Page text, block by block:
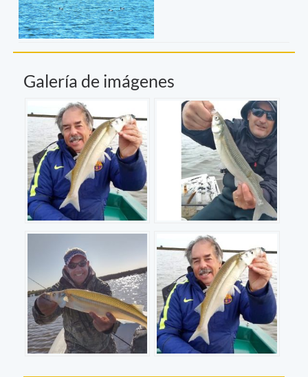
Galería de imágenes